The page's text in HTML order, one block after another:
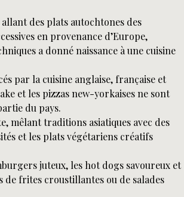
des plats autochtones des
en provenance d’Europe,
a donné naissance à une cuisine
par la cuisine anglaise, française et
et les pizzas new-yorkaises ne sont
du pays.
mêlant traditions asiatiques avec des
et les plats végétariens créatifs
juteux, les hot dogs savoureux et
de frites croustillantes ou de salades